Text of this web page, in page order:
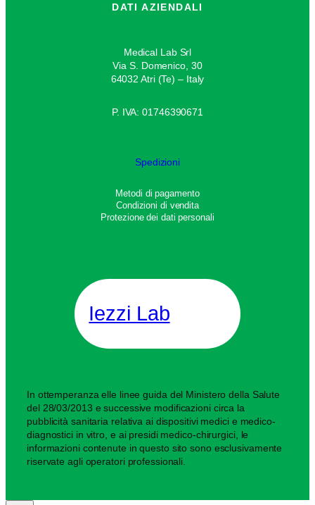
DATI AZIENDALI
Medical Lab Srl
Via S. Domenico, 30
64032 Atri (Te) – Italy
P. IVA: 01746390671
Spedizioni
Metodi di pagamento
Condizioni di vendita
Protezione dei dati personali
Iezzi Lab
In ottemperanza elle linee guida del Ministero della Salute
del 28/03/2013 e successive modificazioni circa la
pubblicità sanitaria relativa ai dispositivi medici e medico-
diagnostici in vitro, e ai presidi medico-chirurgici, le
informazioni contenute in questo sito sono esclusivamente
riservate agli operatori professionali.